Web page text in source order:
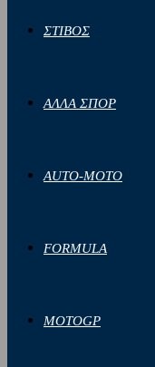
ΣΤΙΒΟΣ
ΑΛΛΑ ΣΠΟΡ
AUTO-MOTO
FORMULA
MOTOGP